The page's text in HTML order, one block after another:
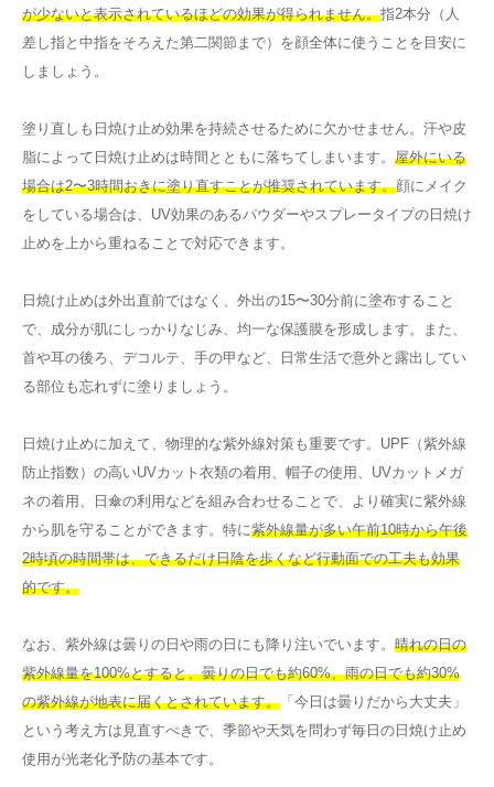
が少ないと表示されているほどの効果が得られません。指2本分（人
差し指と中指をそろえた第二関節まで）を顔全体に使うことを目安に
しましょう。
塗り直しも日焼け止め効果を持続させるために欠かせません。汗や皮
脂によって日焼け止めは時間とともに落ちてしまいます。 屋外にいる
場合は2〜3時間おきに塗り直すことが推奨されています。顔にメイク
をしている場合は、UV効果のあるパウダーやスプレータイプの日焼け
止めを上から重ねることで対応できます。
日焼け止めは外出直前ではなく、外出の15〜30分前に塗布すること
で、成分が肌にしっかりなじみ、均一な保護膜を形成します。また、
首や耳の後ろ、デコルテ、手の甲など、日常生活で意外と露出してい
る部位も忘れずに塗りましょう。
日焼け止めに加えて、物理的な紫外線対策も重要です。UPF（紫外線
防止指数）の高いUVカット衣類の着用、帽子の使用、UVカットメガ
ネの着用、日傘の利用などを組み合わせることで、より確実に紫外線
から肌を守ることができます。特に紫外線量が多い午前10時から午後
2時頃の時間帯は、できるだけ日陰を歩くなど行動面での工夫も効果
的です。
なお、紫外線は曇りの日や雨の日にも降り注いでいます。 晴れの日の
紫外線量を100%とすると、曇りの日でも約60%、雨の日でも約30%
の紫外線が地表に届くとされています。 「今日は曇りだから大丈夫」
という考え方は見直すべきで、季節や天気を問わず毎日の日焼け止め
使用が光老化予防の基本です。